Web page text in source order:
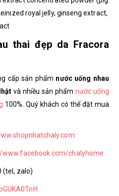
royal jelly, ginseng extract,
thai đẹp da Fracora
cấp sản phẩm nước uống nhau
và nhiều sản phẩm nước uống
100%. Quý khách có thể đặt mua
www.facebook.com/chalyhome
(tel, zalo)